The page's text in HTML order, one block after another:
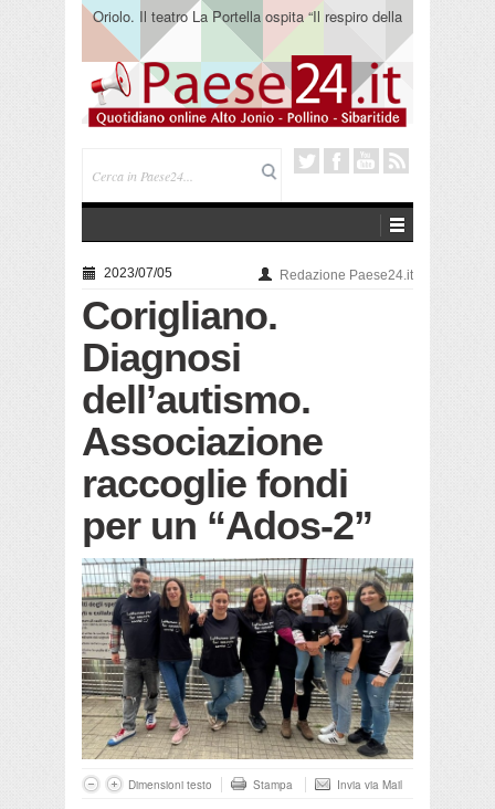
Oriolo. Il teatro La Portella ospita “Il respiro della
terra” del collettivo 365
2023/07/05 Redazione Paese24.it
Corigliano.
Diagnosi
dell’autismo.
Associazione
raccoglie fondi
per un “Ados-2”
Dimensioni testo Stampa Invia via Mail